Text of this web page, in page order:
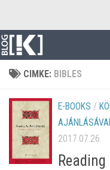
CIMKE: BIBLES
E-BOOKS /
2017.07.26.